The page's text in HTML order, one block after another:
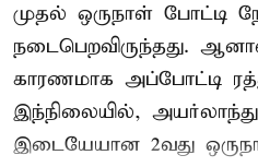
முதல் ஒருநாள் போட்டி
நடைபெறவிருந்தது.
காரணமாக அப்போட்டி
இந்நிலையில்,
இடையேயான 2வது